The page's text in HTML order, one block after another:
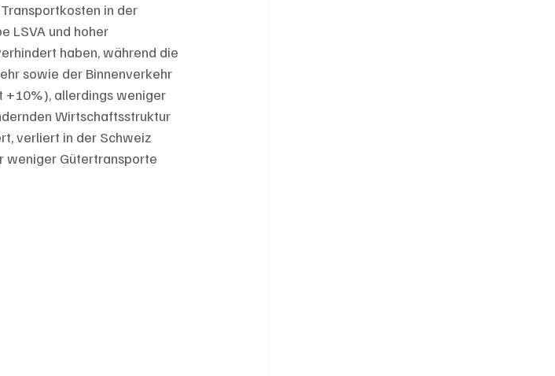
in der
LSVA und hoher
haben, während die
sowie der Binnenverkehr
+10%), allerdings weniger
Wirtschaftsstruktur
verliert in der Schweiz
weniger Gütertransporte